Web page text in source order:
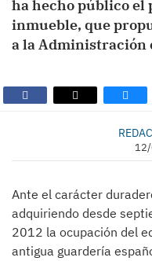
ha hecho público el
inmueble, que
a la Administración
Ante el carácter
adquiriendo desde
2012 la ocupación del
antigua guardería